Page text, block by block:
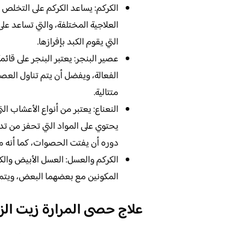
الكركم: يساعد الكركم على
العلاجية المختلفة، والتي تساعد
التي يقوم الكبد بإفرازها.
عصير البنجر: يعتبر البنجر على
الفعالة، ويفضل أن يتم تناول
متتالية.
النعناع: يعتبر من أنواع
يحتوي على المواد التي تحفز من
دوره أن يفتت الحصوات، كما أنه
الكركم والعسل: العسل الأبيض
المكونين مع بعضهما البعض،
علاج حصى المرارة زيت